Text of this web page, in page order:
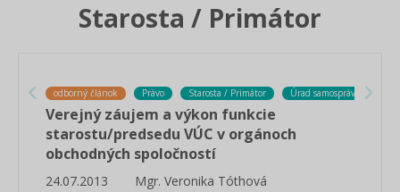
Starosta / Primátor
odborný článok Právo Starosta / Primátor Úrad samosprávneho kraja
Verejný záujem a výkon funkcie
starostu/predsedu VÚC v orgánoch
obchodných spoločností
24.07.2013
Mgr. Veronika Tóthová